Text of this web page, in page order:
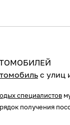
с улиц
специалистов
получения